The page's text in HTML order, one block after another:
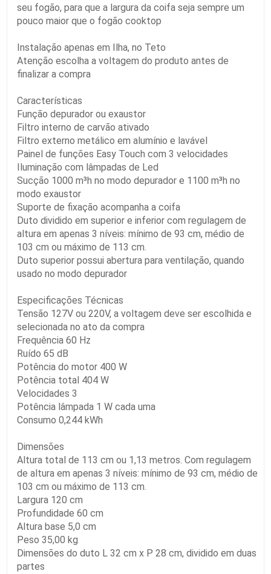
seu fogão, para que a largura da coifa seja sempre um
pouco maior que o fogão cooktop
Instalação apenas em Ilha, no Teto
Atenção escolha a voltagem do produto antes de
finalizar a compra
Características
Função depurador ou exaustor
Filtro interno de carvão ativado
Filtro externo metálico em alumínio e lavável
Painel de funções Easy Touch com 3 velocidades
Iluminação com lâmpadas de Led
Sucção 1000 m³h no modo depurador e 1100 m³h no
modo exaustor
Suporte de fixação acompanha a coifa
Duto dividido em superior e inferior com regulagem de
altura em apenas 3 níveis: mínimo de 93 cm, médio de
103 cm ou máximo de 113 cm.
Duto superior possui abertura para ventilação, quando
usado no modo depurador
Especificações Técnicas
Tensão 127V ou 220V, a voltagem deve ser escolhida e
selecionada no ato da compra
Frequência 60 Hz
Ruído 65 dB
Potência do motor 400 W
Potência total 404 W
Velocidades 3
Potência lâmpada 1 W cada uma
Consumo 0,244 kWh
Dimensões
Altura total de 113 cm ou 1,13 metros. Com regulagem
de altura em apenas 3 níveis: mínimo de 93 cm, médio de
103 cm ou máximo de 113 cm.
Largura 120 cm
Profundidade 60 cm
Altura base 5,0 cm
Peso 35,00 kg
Dimensões do duto L 32 cm x P 28 cm, dividido em duas
partes